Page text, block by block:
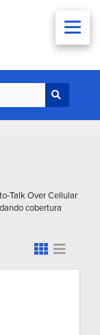
Talk Over Cellular
cobertura